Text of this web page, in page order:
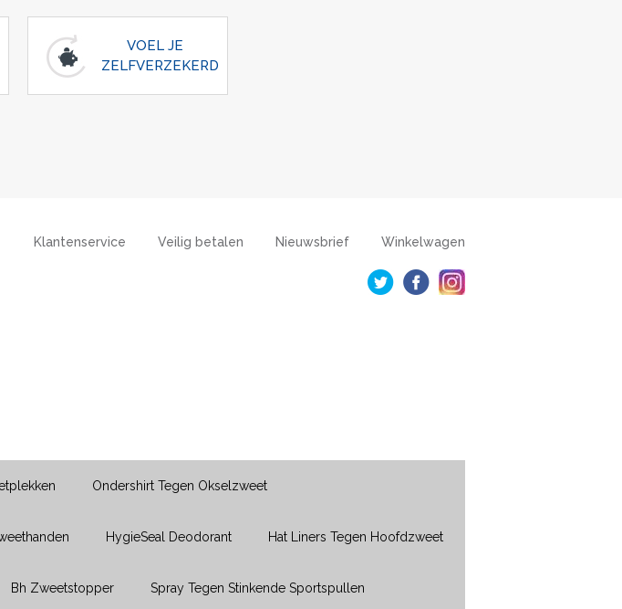
VOEL JE
ZELFVERZEKERD
Klantenservice Veilig betalen Nieuwsbrief Winkelwagen
Ondershirt Tegen Okselzweet
HygieSeal Deodorant Hat Liners Tegen Hoofdzweet
Bh Zweetstopper Spray Tegen Stinkende Sportspullen